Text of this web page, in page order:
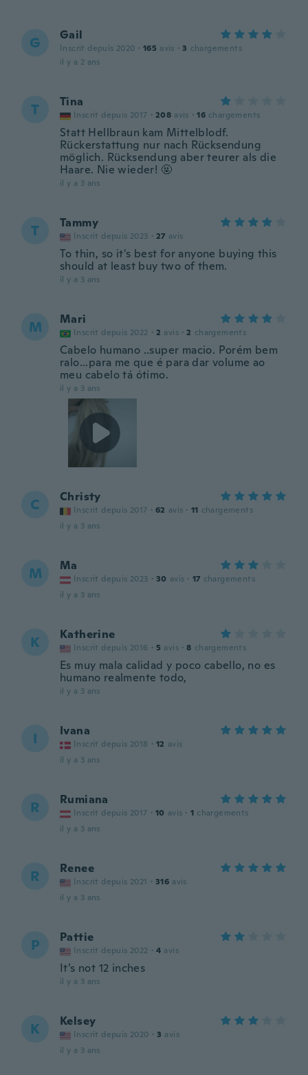
G Gail
Inscrit depuis 2020 · 165 avis · 3 chargements
il y a 2 ans
T Tina
Inscrit depuis 2017 · 208 avis · 16 chargements
Statt Hellbraun kam Mittelblodf.
Rückerstattung nur nach Rücksendung
möglich. Rücksendung aber teurer als die
Haare. Nie wieder! 🤬
il y a 3 ans
T Tammy
Inscrit depuis 2023 · 27 avis
To thin, so it's best for anyone buying this
should at least buy two of them.
il y a 3 ans
M Mari
Inscrit depuis 2022 · 2 avis · 2 chargements
Cabelo humano ..super macio. Porém bem
ralo...para me que é para dar volume ao
meu cabelo tá ótimo.
il y a 3 ans
C Christy
Inscrit depuis 2017 · 62 avis · 11 chargements
il y a 3 ans
M Ma
Inscrit depuis 2023 · 30 avis · 17 chargements
il y a 3 ans
K Katherine
Inscrit depuis 2016 · 5 avis · 8 chargements
Es muy mala calidad y poco cabello, no es
humano realmente todo,
il y a 3 ans
I Ivana
Inscrit depuis 2018 · 12 avis
il y a 3 ans
R Rumiana
Inscrit depuis 2017 · 10 avis · 1 chargements
il y a 3 ans
R Renee
Inscrit depuis 2021 · 316 avis
il y a 3 ans
P Pattie
Inscrit depuis 2022 · 4 avis
It’s not 12 inches
il y a 3 ans
K Kelsey
Inscrit depuis 2020 · 3 avis
il y a 3 ans